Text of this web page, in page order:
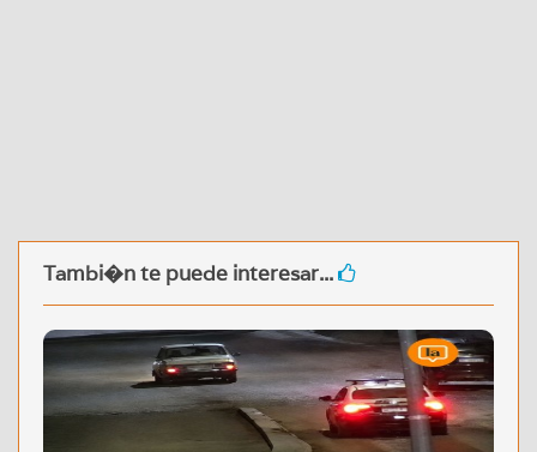
Tambi�n te puede interesar...